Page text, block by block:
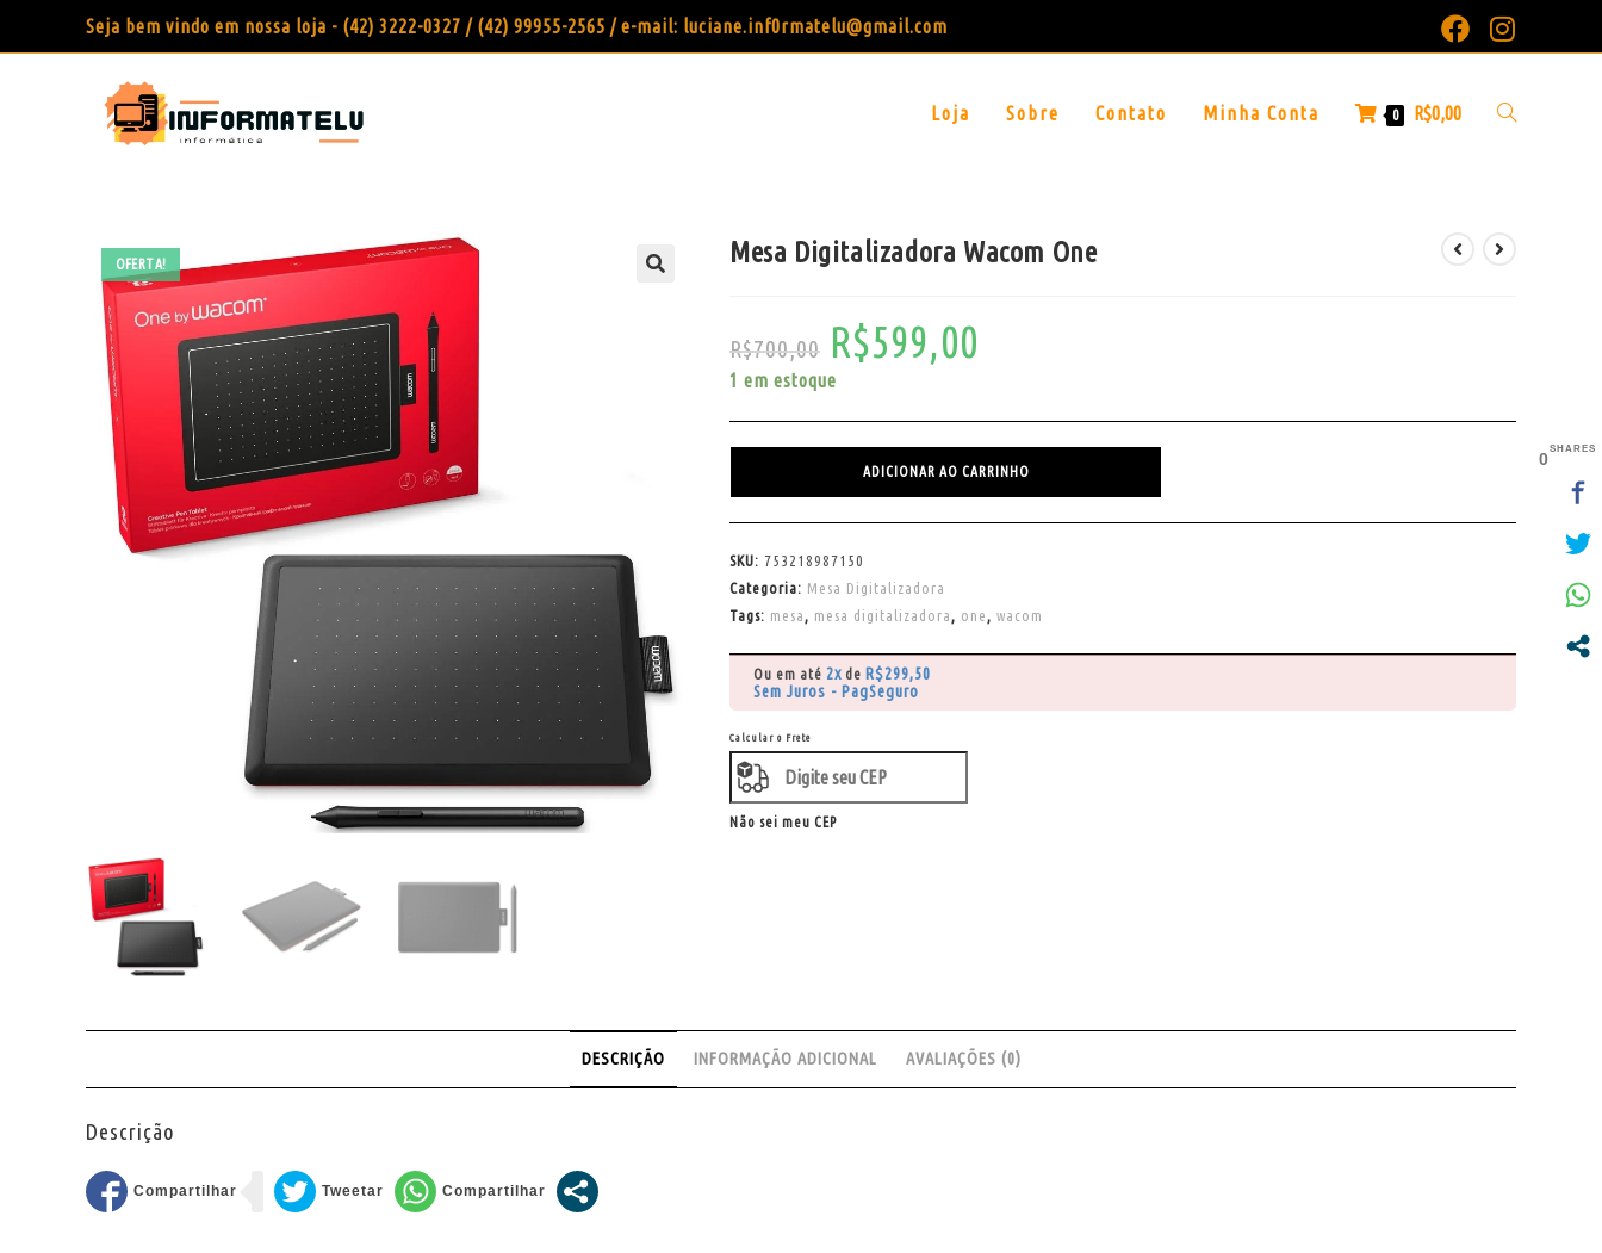
Seja bem vindo em nossa loja - (42) 3222-0327 / (42) 99955-2565 / e-mail: luciane.inf0rmatelu@gmail.com
Loja Sobre Contato Minha Conta 0 R$0,00
OFERTA! Mesa Digitalizadora Wacom One
R$700,00 R$599,00
1 em estoque
ADICIONAR AO CARRINHO
SKU: 753218987150
Categoria: Mesa Digitalizadora
Tags: mesa , mesa digitalizadora , one , wacom
Ou em até 2x de R$299,50
Sem Juros - PagSeguro
Calcular o Frete
Não sei meu CEP
DESCRIÇÃO INFORMAÇÃO ADICIONAL AVALIAÇÕES (0)
Descrição
0SHARES